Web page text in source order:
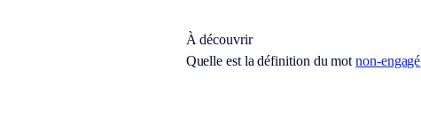
À découvrir
Quelle est la définition du motnon-engagé